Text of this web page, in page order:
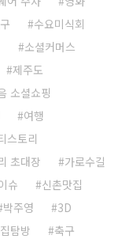
수요미식회
소셜커머스
제주도
소셜쇼핑
여행
스토리
초대장
가로수길
슈
신촌맛집
박주영
3D
탐방
축구